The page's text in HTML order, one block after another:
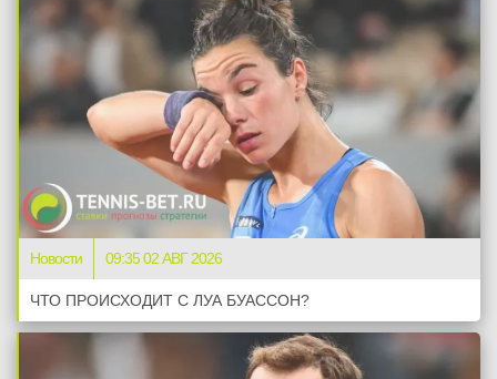
Новости 09:35 02 АВГ 2026
ЧТО ПРОИСХОДИТ С ЛУА БУАССОН?